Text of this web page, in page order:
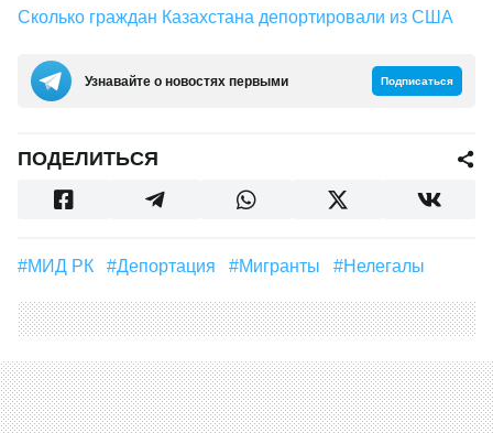
Сколько граждан Казахстана депортировали из США
Узнавайте о новостях первыми Подписаться
ПОДЕЛИТЬСЯ
#МИД РК #депортация #мигранты #Нелегалы